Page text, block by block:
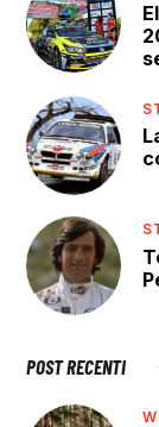
POST RECENTI